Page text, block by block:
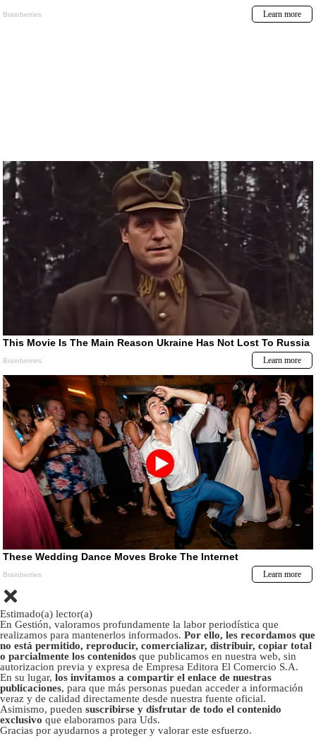
Estimado(a) lector(a)
En Gestión, valoramos profundamente la labor periodística que
realizamos para mantenerlos informados. Por ello, les recordamos que
no está permitido, reproducir, comercializar, distribuir, copiar total
o parcialmente los contenidos que publicamos en nuestra web, sin
autorizacion previa y expresa de Empresa Editora El Comercio S.A.
En su lugar, los invitamos a compartir el enlace de nuestras
publicaciones, para que más personas puedan acceder a información
veraz y de calidad directamente desde nuestra fuente oficial.
Asimismo, pueden suscribirse y disfrutar de todo el contenido
exclusivo que elaboramos para Uds.
Gracias por ayudarnos a proteger y valorar este esfuerzo.